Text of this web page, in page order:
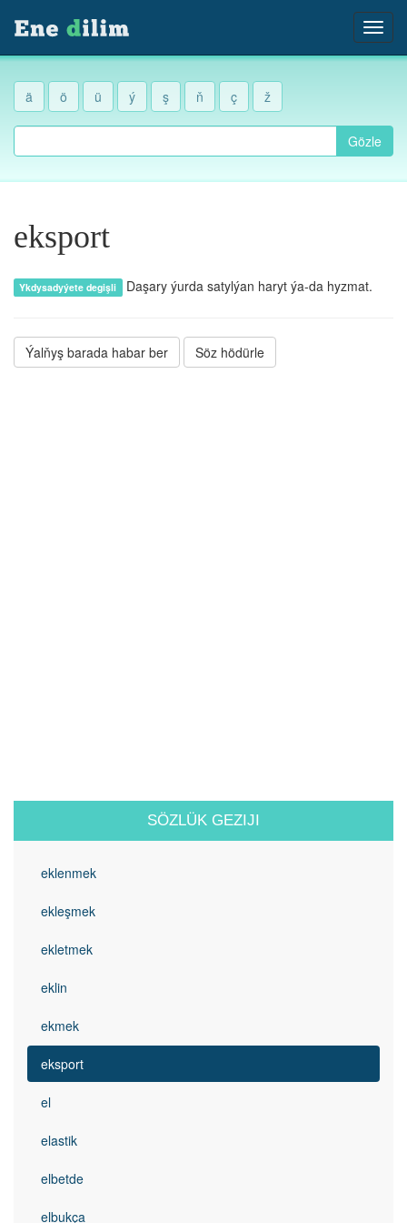
ä ö ü ý ş ň ç ž
Gözle
eksport
Ykdysadyýete degişli Daşary ýurda satylýan haryt ýa-da hyzmat.
Ýalňyş barada habar ber Söz hödürle
SÖZLÜK GEZIJI
eklenmek
ekleşmek
ekletmek
eklin
ekmek
eksport
el
elastik
elbetde
elbukça